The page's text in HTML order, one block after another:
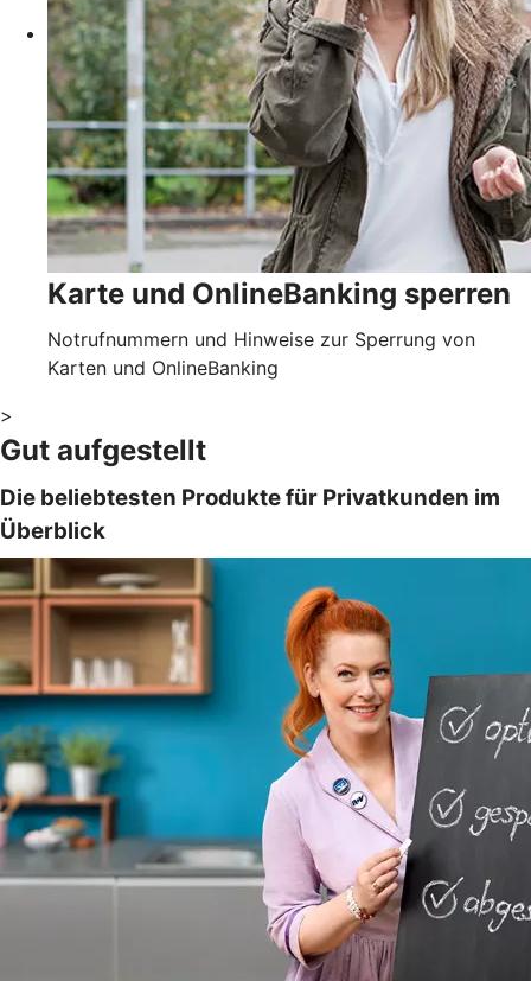
Karte und OnlineBanking sperren
Notrufnummern und Hinweise zur Sperrung von
Karten und OnlineBanking
>
Gut aufgestellt
Die beliebtesten Produkte für Privatkunden im
Überblick